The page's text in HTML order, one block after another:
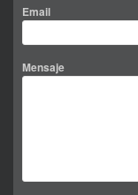
Email
Mensaje